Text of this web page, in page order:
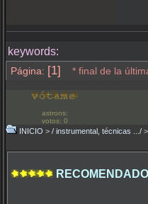
keywords:
Página: [1] * final de la
astrons:
votos: 0
INICIO > / instrumental, técnicas .../ >